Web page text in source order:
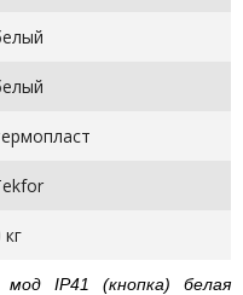
кг
IP41 (кнопка) белая